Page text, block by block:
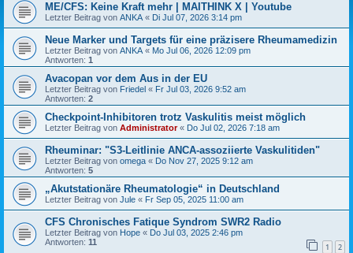
ME/CFS: Keine Kraft mehr | MAITHINK X | Youtube
Letzter Beitrag von ANKA « Di Jul 07, 2026 3:14 pm
Neue Marker und Targets für eine präzisere Rheumamedizin
Letzter Beitrag von ANKA « Mo Jul 06, 2026 12:09 pm
Antworten: 1
Avacopan vor dem Aus in der EU
Letzter Beitrag von Friedel « Fr Jul 03, 2026 9:52 am
Antworten: 2
Checkpoint-Inhibitoren trotz Vaskulitis meist möglich
Letzter Beitrag von Administrator« Do Jul 02, 2026 7:18 am
Rheuminar: "S3-Leitlinie ANCA-assoziierte Vaskulitiden"
Letzter Beitrag von omega « Do Nov 27, 2025 9:12 am
Antworten: 5
„Akutstationäre Rheumatologie“ in Deutschland
Letzter Beitrag von Jule « Fr Sep 05, 2025 11:00 am
CFS Chronisches Fatique Syndrom SWR2 Radio
Letzter Beitrag von Hope « Do Jul 03, 2025 2:46 pm
Antworten: 11 1 2